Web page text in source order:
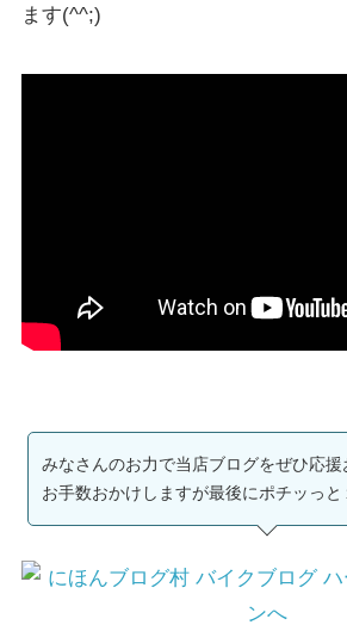
ます(^^;)
みなさんのお力で当店ブログをぜひ応援
お手数おかけしますが最後にポチッっ